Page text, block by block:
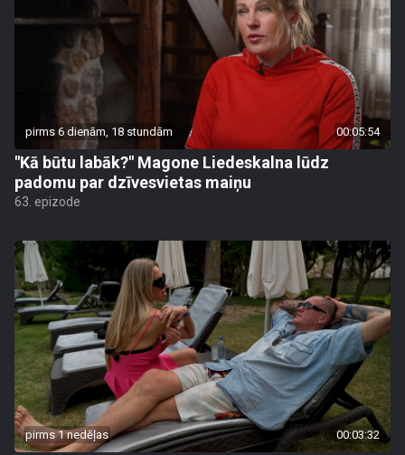
pirms 6 dienām, 18 stundām 00:05:54
"Kā būtu labāk?" Magone Liedeskalna lūdz
padomu par dzīvesvietas maiņu
63. epizode
pirms 1 nedēļas 00:03:32